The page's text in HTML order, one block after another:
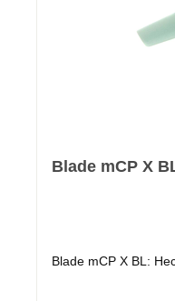
Blade mCP X
Blade mCP X BL: